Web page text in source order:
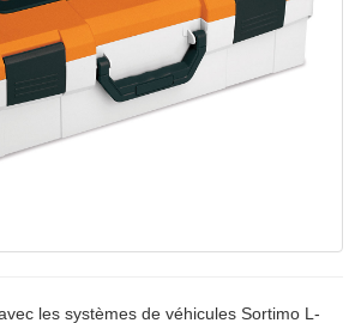
les systèmes de véhicules Sortimo L-